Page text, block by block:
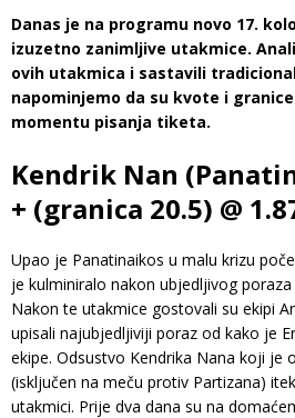
Danas je na programu novo 17.
izuzetno zanimljive utakmice.
ovih utakmica i sastavili
napominjemo da su kvote i
momentu pisanja tiketa.
Kendrik Nan
+ (granica 20.5) @
Upao je Panatinaikos u malu krizu
je kulminiralo nakon ubjedljivog
Nakon te utakmice gostovali su ekipi
upisali najubjedljiviji poraz od kako je
ekipe. Odsustvo Kendrika Nana koji je
(isključen na meču protiv Partizana)
utakmici. Prije dva dana su na